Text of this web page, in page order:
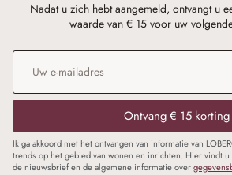
Nadat u zich hebt aangemeld, ontvangt u
waarde van € 15 voor uw
E-mailadres
Ontvang € 15 korting
Ik ga akkoord met het ontvangen van informatie van
trends op het gebied van wonen en inrichten. Hier vindt u
de nieuwsbrief en de algemene informatie over